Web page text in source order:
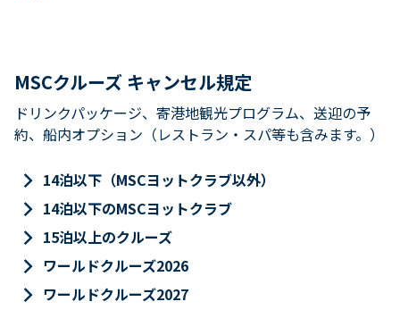
MSCクルーズ キャンセル規定
ドリンクパッケージ、寄港地観光プログラム、送迎の予
約、船内オプション（レストラン・スパ等も含みます。）
keyboard_arrow_right 14泊以下（MSCヨットクラブ以外）
keyboard_arrow_right 14泊以下のMSCヨットクラブ
keyboard_arrow_right 15泊以上のクルーズ
keyboard_arrow_right ワールドクルーズ2026
keyboard_arrow_right ワールドクルーズ2027